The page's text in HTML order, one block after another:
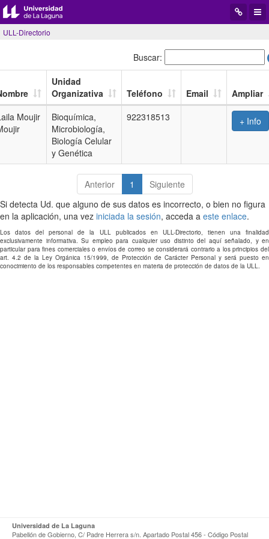
Desplegar
menú
ULL-Directorio
Buscar:
Unidad
Organizativa
Teléfono Email
Ampliar
Moujir
Bioquímica,
Microbiología,
Biología Celular
y Genética
922318513 + Info
Anterior 1
Siguiente
Si detecta Ud. que alguno de sus datos es incorrecto, o bien no figura
en la aplicación, una vez iniciada la sesión, acceda a este enlace.
Los datos del personal de la ULL publicados en ULL-Directorio, tienen una finalidad
exclusivamente informativa. Su empleo para cualquier uso distinto del aquí señalado, y en
particular para fines comerciales o envíos de correo se considerará contrario a los principios del
art. 4.2 de la Ley Orgánica 15/1999, de Protección de Carácter Personal y será puesto en
conocimiento de los responsables competentes en materia de protección de datos de la ULL.
Universidad de La Laguna
Pabellón de Gobierno, C/ Padre Herrera s/n. Apartado Postal 456 - Código Postal